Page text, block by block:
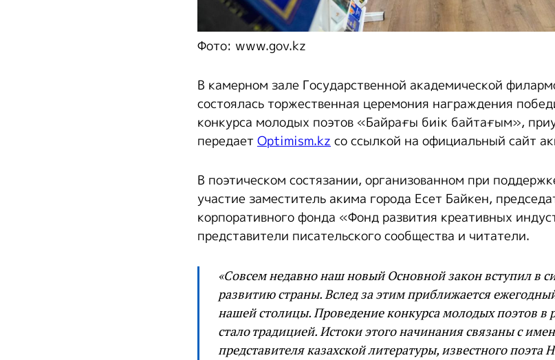
Фото: www.gov.kz
В камерном зале Государственной академической
состоялась торжественная церемония награждения
конкурса молодых поэтов «Байрағы биік байтағым»,
передает Optimism.kzсо ссылкой на официальный сайт
В поэтическом состязании, организованном при
участие заместитель акима города Есет Байкен,
корпоративного фонда «Фонд развития креативных
представители писательского сообщества и читатели.
«Совсем недавно наш новый Основной закон вступил в
развитию страны. Вслед за этим приближается
нашей столицы. Проведение конкурса молодых поэтов в
стало традицией. Истоки этого начинания связаны с
представителя казахской литературы, известного